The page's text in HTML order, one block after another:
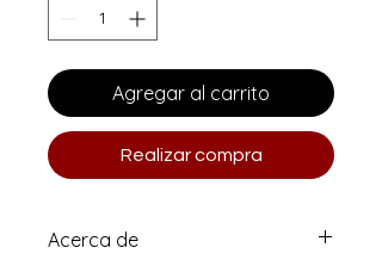
Agregar al carrito
Realizar compra
Acerca de